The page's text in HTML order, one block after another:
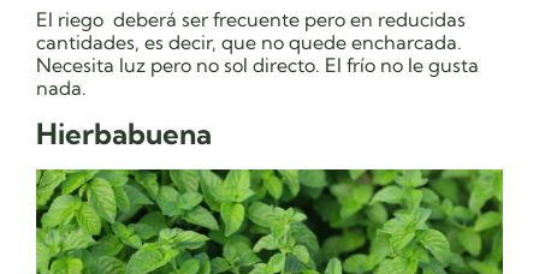
El riego deberá ser frecuente pero en reducidas
cantidades, es decir, que no quede encharcada.
Necesita luz pero no sol directo. El frío no le gusta
nada.
Hierbabuena